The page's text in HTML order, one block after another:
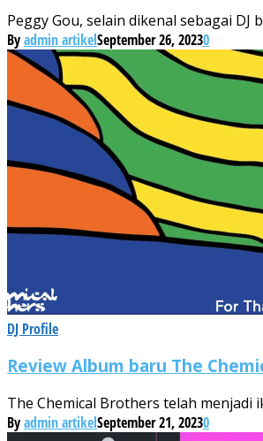
Peggy Gou, selain dikenal sebagai
Byadmin artikelSeptember 26, 20230
DJ Profile
Review Album baru The
The Chemical Brothers telah menjadi
Byadmin artikelSeptember 21, 20230